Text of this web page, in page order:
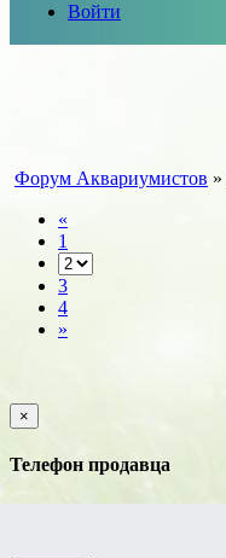
Войти
Форум Аквариумистов »
«
1
3
4
»
×
Телефон продавца